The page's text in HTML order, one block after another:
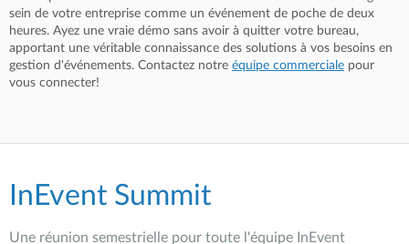
sein de votre entreprise comme un événement de poche de deux
heures. Ayez une vraie démo sans avoir à quitter votre bureau,
apportant une véritable connaissance des solutions à vos besoins en
gestion d'événements. Contactez notre équipe commerciale pour
vous connecter!
InEvent Summit
Une réunion semestrielle pour toute l'équipe InEvent